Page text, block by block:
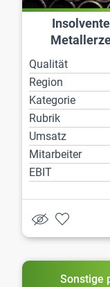
Qualität
Region
Kategorie
Rubrik
Umsatz
Mitarbeiter
EBIT
Sonstige